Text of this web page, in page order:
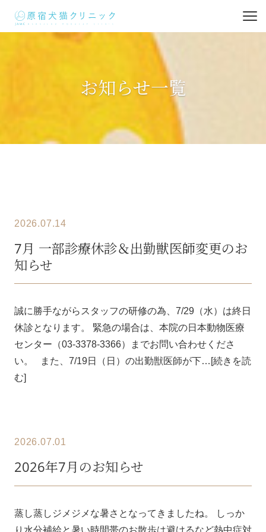
お知らせ一覧
2026.07.14
7月 一部診療休診＆出勤獣医師変更のお
知らせ
誠に勝手ながらスタッフの研修の為、7/29（水）は終日
休診となります。 緊急の場合は、本院の日本動物医療
センター（03-3378-3366）までお問い合わせくださ
い。 また、7/19日（日）の出勤獣医師が下…[続きを読
む]
2026.07.01
2026年7月のお知らせ
蒸し蒸しジメジメな暑さとなってきましたね。 しっか
り水分補給と暑い時間帯のお散歩は避けるなど熱中症対